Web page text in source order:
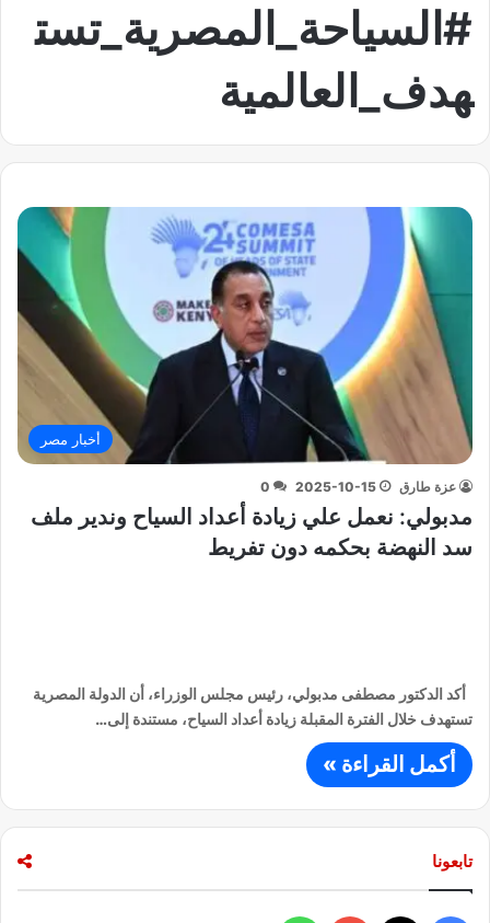
#السياحة_المصرية_تست
هدف_العالمية
أخبار مصر
عزة طارق 2025-10-15
0
مدبولي: نعمل علي زيادة أعداد السياح وندير ملف
سد النهضة بحكمه دون تفريط
أكد الدكتور مصطفى مدبولي، رئيس مجلس الوزراء، أن الدولة المصرية
تستهدف خلال الفترة المقبلة زيادة أعداد السياح، مستندة إلى…
أكمل القراءة »
تابعونا